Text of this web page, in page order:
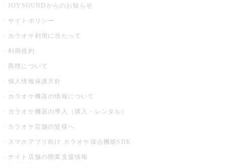
JOYSOUNDからのお知らせ
サイトポリシー
カラオケ利用に当たって
利用規約
商標について
個人情報保護方針
カラオケ機器の情報について
カラオケ機器の導入（購入・レンタル）
カラオケ店舗の皆様へ
スマホアプリ向け カラオケ採点機能SDK
ナイト店舗の開業支援情報